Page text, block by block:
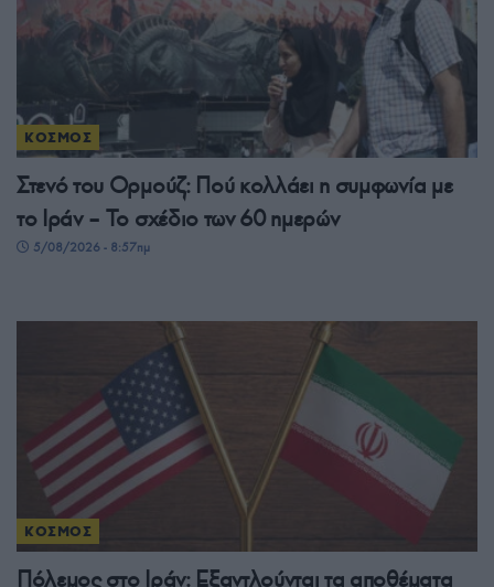
ΚΟΣΜΟΣ
Στενό του Ορμούζ: Πού κολλάει η συμφωνία με
το Ιράν – Το σχέδιο των 60 ημερών
5/08/2026 - 8:57πμ
ΚΟΣΜΟΣ
Πόλεμος στο Ιράν: Εξαντλούνται τα αποθέματα